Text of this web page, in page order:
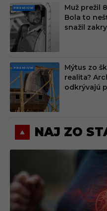
PRE
MIU
M
Muž prežil
Bola to
snažil
PRE
MIU
M
Mýtus zo
realita?
odkrývajú
NAJ ZO